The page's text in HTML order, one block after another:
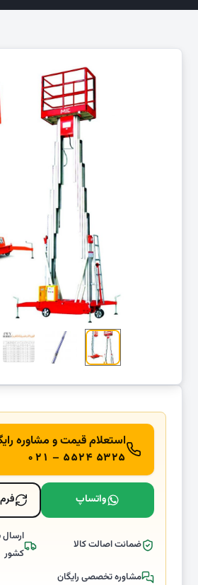
استعلام قیمت و مشاوره
۰۲۱ – ۵۵۲۴ ۵۳۲۵
واتساپ
ضمانت اصالت کالا
کشور
مشاوره تخصصی رایگان